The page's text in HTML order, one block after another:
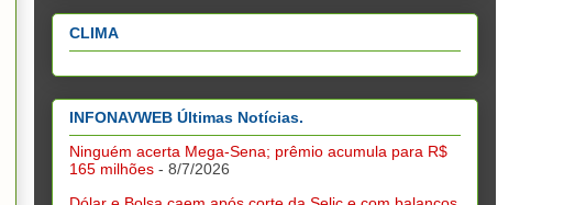
CLIMA
INFONAVWEB Últimas Notícias.
Ninguém acerta Mega-Sena; prêmio acumula para R$
165 milhões - 8/7/2026